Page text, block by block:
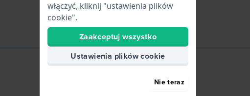
włączyć, kliknij "ustawienia plików
cookie".
Zaakceptuj wszystko
Ustawienia plików cookie
Nie teraz